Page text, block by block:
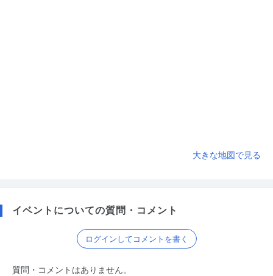
大きな地図で見る
イベントについての質問・コメント
ログインしてコメントを書く
質問・コメントはありません。